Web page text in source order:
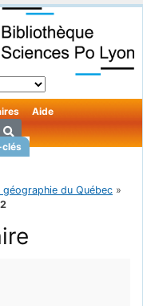
Aide
géographie du Québec »